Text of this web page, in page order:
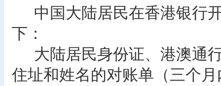
中国大陆居民在香港银行
下：
大陆居民身份证、港澳通
住址和姓名的对账单（三个